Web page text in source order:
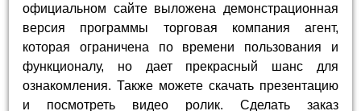
официальном сайте выложена демонстрационная
версия программы торговая компания агент,
которая ограничена по времени пользования и
функционалу, но дает прекрасный шанс для
ознакомления. Также можете скачать презентацию
и посмотреть видео ролик. Сделать заказ